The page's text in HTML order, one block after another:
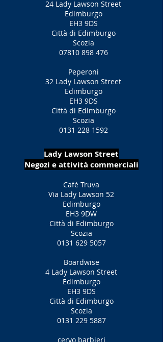
24 Lady Lawson Street
Edimburgo
EH3 9DS
Città di Edimburgo
Scozia
07810 898 476
Peperoni
32 Lady Lawson Street
Edimburgo
EH3 9DS
Città di Edimburgo
Scozia
0131 228 1592
Lady Lawson Street
Negozi e attività commerciali
Café Truva
Via Lady Lawson 52
Edimburgo
EH3 9DW
Città di Edimburgo
Scozia
0131 629 5057
Boardwise
4 Lady Lawson Street
Edimburgo
EH3 9DS
Città di Edimburgo
Scozia
0131 229 5887
cervo barbieri